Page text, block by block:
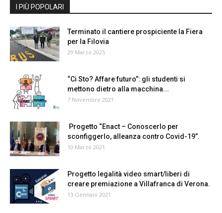
I PIÙ POPOLARI
Terminato il cantiere prospiciente la Fiera
per la Filovia
29 Marzo 2025
“Ci Sto? Affare futuro”: gli studenti si
mettono dietro alla macchina...
7 Novembre 2021
Progetto “Enact – Conoscerlo per
sconfiggerlo, alleanza contro Covid-19”.
10 Marzo 2021
Progetto legalità video smart/liberi di
creare premiazione a Villafranca di Verona.
13 Gennaio 2021